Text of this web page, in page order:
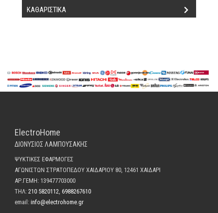
ΚΑΘΑΡΙΣΤΙΚΑ
ElectroHome
ΔΙΟΝΥΣΙΟΣ ΛΑΜΠΟΥΣΑΚΗΣ
ΨΥΚΤΙΚΕΣ ΕΦΑΡΜΟΓΕΣ
ΑΓΩΝΙΣΤΩΝ ΣΤΡΑΤΟΠΕΔΟΥ ΧΑΙΔΑΡΙΟΥ 80, 12461 ΧΑΙΔΑΡΙ
ΑΡ.ΓΕΜΗ: 139477703000
ΤΗΛ: 210 5820112, 6988267610
email: info@electrohome.gr